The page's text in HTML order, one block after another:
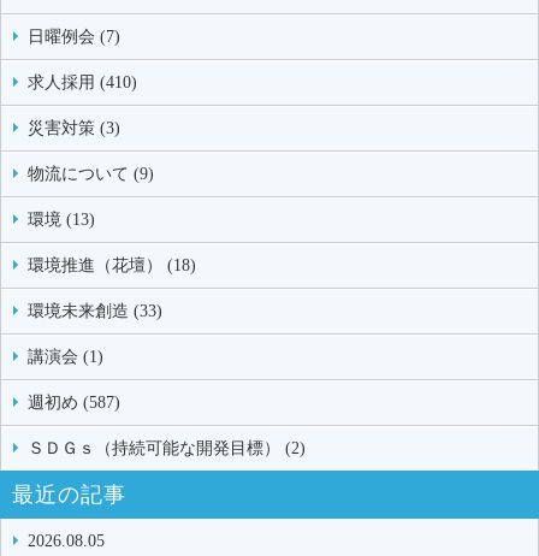
日曜例会 (7)
求人採用 (410)
災害対策 (3)
物流について (9)
環境 (13)
環境推進（花壇） (18)
環境未来創造 (33)
講演会 (1)
週初め (587)
ＳＤＧｓ（持続可能な開発目標） (2)
最近の記事
2026.08.05